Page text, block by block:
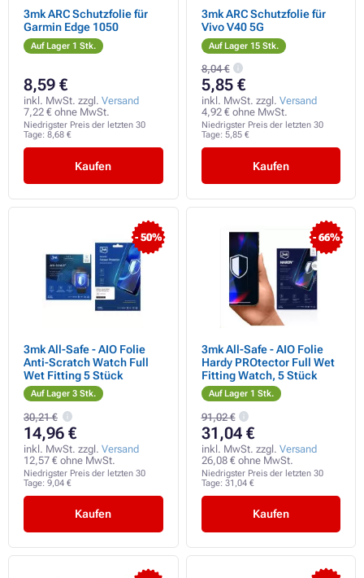
3mk ARC Schutzfolie für
Garmin Edge 1050
Auf Lager 1 Stk.
8,59 €
inkl. MwSt. zzgl. Versand
7,22 € ohne MwSt.
Niedrigster Preis der letzten 30
Tage: 8,68 €
Kaufen
3mk ARC Schutzfolie für
Vivo V40 5G
Auf Lager 15 Stk.
8,04 €
5,85 €
inkl. MwSt. zzgl. Versand
4,92 € ohne MwSt.
Niedrigster Preis der letzten 30
Tage: 5,85 €
Kaufen
- 50%
3mk All-Safe - AIO Folie
Anti-Scratch Watch Full
Wet Fitting 5 Stück
Auf Lager 3 Stk.
30,21 €
14,96 €
inkl. MwSt. zzgl. Versand
12,57 € ohne MwSt.
Niedrigster Preis der letzten 30
Tage: 9,04 €
Kaufen
- 66%
3mk All-Safe - AIO Folie
Hardy PROtector Full Wet
Fitting Watch, 5 Stück
Auf Lager 1 Stk.
91,02 €
31,04 €
inkl. MwSt. zzgl. Versand
26,08 € ohne MwSt.
Niedrigster Preis der letzten 30
Tage: 31,04 €
Kaufen